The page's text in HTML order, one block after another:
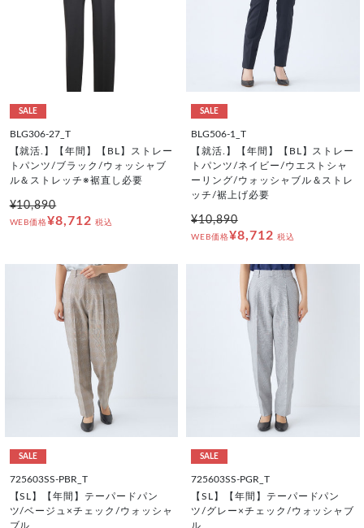
SALE
BLG306-27_T
【就活.】【年間】【BL】ストレー
トパンツ/ブラック/ウォッシャブ
ル＆ストレッチ※裾直し必要
¥10,890
WEB価格¥8,712 税込
SALE
BLG506-1_T
【就活.】【年間】【BL】ストレー
トパンツ/ネイビー/ウエストシャ
ーリング/ウォッシャブル＆ストレ
ッチ/裾上げ必要
¥10,890
WEB価格¥8,712 税込
SALE
725603SS-PBR_T
【SL】【年間】テーパードパン
ツ/ベージュ×チェック/ウォッシャ
ブル
SALE
725603SS-PGR_T
【SL】【年間】テーパードパン
ツ/グレー×チェック/ウォッシャブ
ル